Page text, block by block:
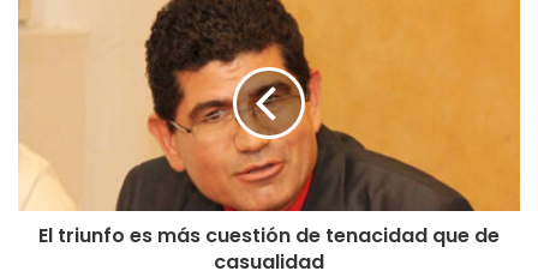
El triunfo es más cuestión de tenacidad que de
casualidad